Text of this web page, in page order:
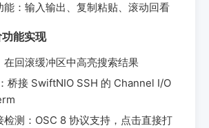
能：输入输出、复制粘贴、滚动回看
能实现
在回滚缓冲区中高亮搜索结果
桥接 SwiftNIO SSH 的 Channel I/O
检测：OSC 8 协议支持，点击直接打